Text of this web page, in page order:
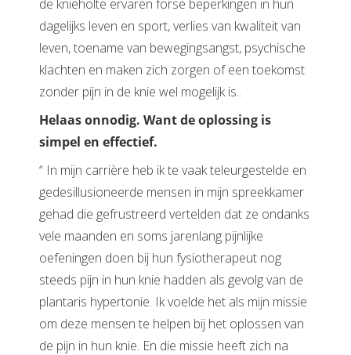
de knieholte ervaren forse beperkingen in hun
dagelijks leven en sport, verlies van kwaliteit van
leven, toename van bewegingsangst, psychische
klachten en maken zich zorgen of een toekomst
zonder pijn in de knie wel mogelijk is..
Helaas onnodig. Want de oplossing is
simpel en effectief.
“ In mijn carrière heb ik te vaak teleurgestelde en
gedesillusioneerde mensen in mijn spreekkamer
gehad die gefrustreerd vertelden dat ze ondanks
vele maanden en soms jarenlang pijnlijke
oefeningen doen bij hun fysiotherapeut nog
steeds pijn in hun knie hadden als gevolg van de
plantaris hypertonie. Ik voelde het als mijn missie
om deze mensen te helpen bij het oplossen van
de pijn in hun knie. En die missie heeft zich na